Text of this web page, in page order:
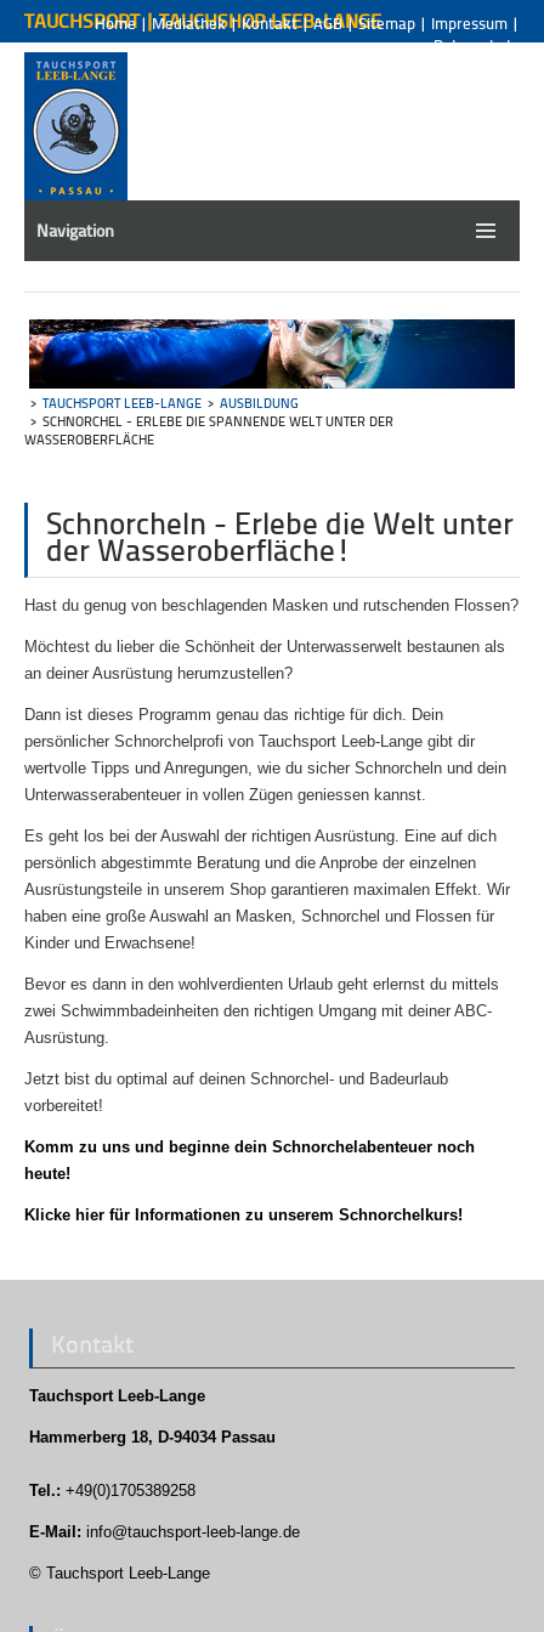
TAUCHSPORT | TAUCHSHOP LEEB-LANGE
Home| Mediathek|Kontakt|AGB|Sitemap | Impressum |
Datenschutz
Navigation
TAUCHSPORT LEEB-LANGE
AUSBILDUNG
SCHNORCHEL - ERLEBE DIE SPANNENDE WELT UNTER DER
WASSEROBERFLÄCHE
Schnorcheln - Erlebe die Welt unter
der Wasseroberfläche!
Hast du genug von beschlagenden Masken und rutschenden Flossen?
Möchtest du lieber die Schönheit der Unterwasserwelt bestaunen als
an deiner Ausrüstung herumzustellen?
Dann ist dieses Programm genau das richtige für dich. Dein
persönlicher Schnorchelprofi von Tauchsport Leeb-Lange gibt dir
wertvolle Tipps und Anregungen, wie du sicher Schnorcheln und dein
Unterwasserabenteuer in vollen Zügen geniessen kannst.
Es geht los bei der Auswahl der richtigen Ausrüstung. Eine auf dich
persönlich abgestimmte Beratung und die Anprobe der einzelnen
Ausrüstungsteile in unserem Shop garantieren maximalen Effekt. Wir
haben eine große Auswahl an Masken, Schnorchel und Flossen für
Kinder und Erwachsene!
Bevor es dann in den wohlverdienten Urlaub geht erlernst du mittels
zwei Schwimmbadeinheiten den richtigen Umgang mit deiner ABC-
Ausrüstung.
Jetzt bist du optimal auf deinen Schnorchel- und Badeurlaub
vorbereitet!
Komm zu uns und beginne dein Schnorchelabenteuer noch
heute!
Klicke hier für Informationen zu unserem Schnorchelkurs!
Kontakt
Tauchsport Leeb-Lange
Hammerberg 18, D-94034 Passau
Tel.: +49(0)1705389258
E-Mail: info@tauchsport-leeb-lange.de
© Tauchsport Leeb-Lange